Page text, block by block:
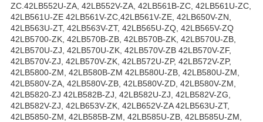
ZC.42LB552U-ZA, 42LB552V-ZA, 42LB561B-ZC, 42LB561U-ZC,
42LB561U-ZE 42LB561V-ZC,42LB561V-ZE, 42LB650V-ZN,
42LB563U-ZT, 42LB563V-ZT, 42LB565U-ZQ, 42LB565V-ZQ
42LB5700-ZK, 42LB570B-ZB, 42LB570B-ZK, 42LB570U-ZB,
42LB570U-ZJ, 42LB570U-ZK, 42LB570V-ZB 42LB570V-ZF,
42LB570V-ZJ, 42LB570V-ZK, 42LB572U-ZP, 42LB572V-ZP,
42LB5800-ZM, 42LB580B-ZM 42LB580U-ZB, 42LB580U-ZM,
42LB580V-ZA, 42LB580V-ZB, 42LB580V-ZD, 42LB580V-ZM,
42LB5820-ZJ 42LB582B-ZJ, 42LB582U-ZJ, 42LB582V-ZG,
42LB582V-ZJ, 42LB653V-ZK, 42LB652V-ZA 42LB563U-ZT,
42LB5850-ZM, 42LB585B-ZM, 42LB585U-ZB, 42LB585U-ZM,